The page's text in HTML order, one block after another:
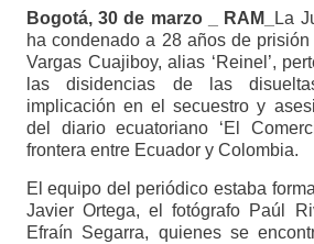
Bogotá, 30 de marzo _ RAM_
La
ha condenado a 28 años de
Vargas Cuajiboy, alias ‘Reinel’,
las disidencias de las
implicación en el secuestro y
del diario ecuatoriano ‘El
frontera entre Ecuador y Colombia.
El equipo del periódico estaba
Javier Ortega, el fotógrafo Paúl
Efraín Segarra, quienes se